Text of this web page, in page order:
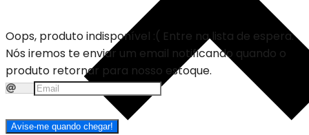
Oops, produto indisponível :( Entre na lista de espera.
Nós iremos te enviar um email notificando quando o
produto retornar para nosso estoque.
Avise-me quando chegar!